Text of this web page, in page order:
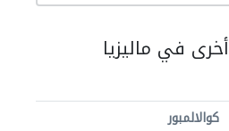
في ماليزيا
كوالالمبور